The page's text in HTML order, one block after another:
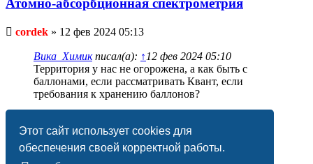
Этот сайт использует cookies для
обеспечения своей корректной работы.
Непрочитанное
cordek » 12 фев 2024 05:13
Вика_Химикписал(а): ↑12 фев 2024 05:10
Территория у нас не огорожена, а как быть с
баллонами, если рассматривать Квант, если
требования к хранению баллонов?
необходимо снаружи в железном ящике хранить.
Валидация ПО для лабораторий.
email:cordek @ yandex .ru